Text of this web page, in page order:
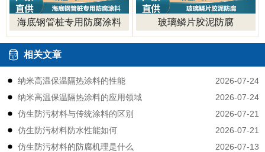
海底钢管桩专用防腐涂料 玻璃鳞片胶泥防腐
相关文章
2026-07-24
纳米高温保温隔热涂料的性能
2026-07-24
纳米高温保温隔热涂料的应用领域
2026-07-21
仿生防污材料与传统涂料的区别
2026-07-21
仿生防污材料防水性能如何
2026-07-13
仿生防污材料的防腐机理是什么